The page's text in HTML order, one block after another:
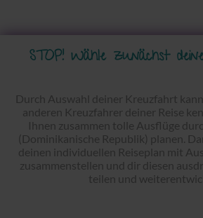
STOP! Wähle zunächst
Durch Auswahl deiner Kreuzfahrt
anderen Kreuzfahrer deiner Reise
Ihnen zusammen tolle Ausflüge
(Dominikanische Republik) planen.
deinen individuellen Reiseplan mit
zusammenstellen und dir diesen
teilen und